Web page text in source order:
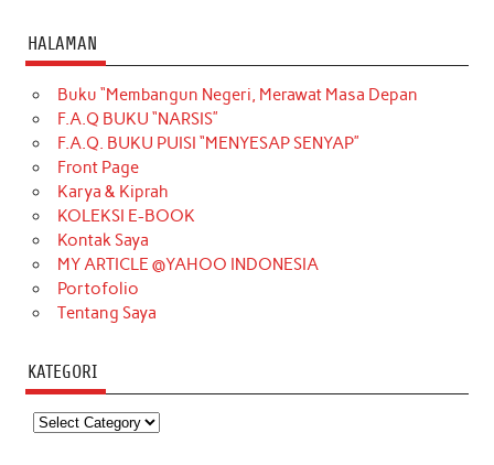
HALAMAN
Buku “Membangun Negeri, Merawat Masa Depan
F.A.Q BUKU “NARSIS”
F.A.Q. BUKU PUISI “MENYESAP SENYAP”
Front Page
Karya & Kiprah
KOLEKSI E-BOOK
Kontak Saya
MY ARTICLE @YAHOO INDONESIA
Portofolio
Tentang Saya
KATEGORI
Kategori